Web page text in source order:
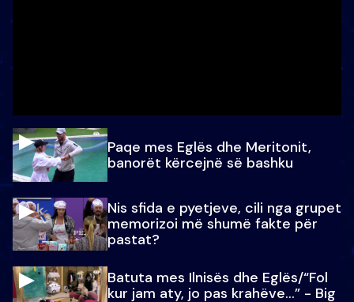
Paqe mes Eglës dhe Meritonit,
banorët kërcejnë së bashku
Nis sfida e pyetjeve, cili nga grupet
memorizoi më shumë fakte për
pastat?
Batuta mes Ilnisës dhe Eglës/“Fol
kur jam aty, jo pas krahëve…” - Big